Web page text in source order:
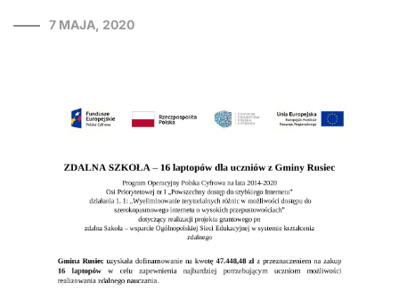
7 MAJA, 2020